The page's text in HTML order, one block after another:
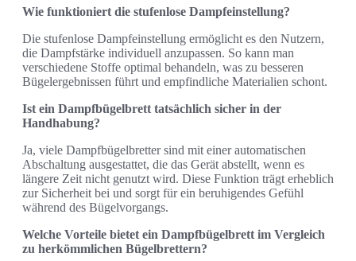
Wie funktioniert die stufenlose Dampfeinstellung?
Die stufenlose Dampfeinstellung ermöglicht es den Nutzern,
die Dampfstärke individuell anzupassen. So kann man
verschiedene Stoffe optimal behandeln, was zu besseren
Bügelergebnissen führt und empfindliche Materialien schont.
Ist ein Dampfbügelbrett tatsächlich sicher in der
Handhabung?
Ja, viele Dampfbügelbretter sind mit einer automatischen
Abschaltung ausgestattet, die das Gerät abstellt, wenn es
längere Zeit nicht genutzt wird. Diese Funktion trägt erheblich
zur Sicherheit bei und sorgt für ein beruhigendes Gefühl
während des Bügelvorgangs.
Welche Vorteile bietet ein Dampfbügelbrett im Vergleich
zu herkömmlichen Bügelbrettern?